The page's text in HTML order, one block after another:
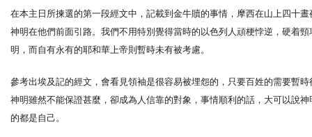
在本主日所揀選的第一段經文中，記載到金牛贖的事情，摩西在山上四十
神明在他們前面引路。我們不用特別覺得當時的以色列人頑梗悖逆，硬着
明，而自有永有的耶和華上帝則暫時未有被考慮。
參考出埃及記的經文，會看見領袖是很容易被埋怨的，只要百姓的需要暫
神明雖然不能保證甚麼，卻成為人信靠的對象，事情順利的話，大可以說
的都是自己。